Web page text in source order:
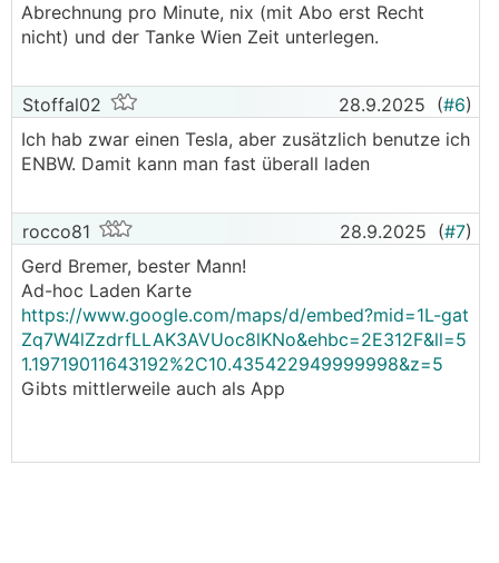
Abrechnung pro Minute, nix (mit Abo erst Recht
nicht) und der Tanke Wien Zeit unterlegen.
Stoffal02 28.9.2025 (#6)
Ich hab zwar einen Tesla, aber zusätzlich benutze ich
ENBW. Damit kann man fast überall laden
rocco81 28.9.2025 (#7)
Gerd Bremer, bester Mann!
Ad-hoc Laden Karte
https://www.google.com/maps/d/embed?mid=1L-gat
Zq7W4lZzdrfLLAK3AVUoc8lKNo&ehbc=2E312F&ll=5
1.19719011643192%2C10.435422949999998&z=5
Gibts mittlerweile auch als App